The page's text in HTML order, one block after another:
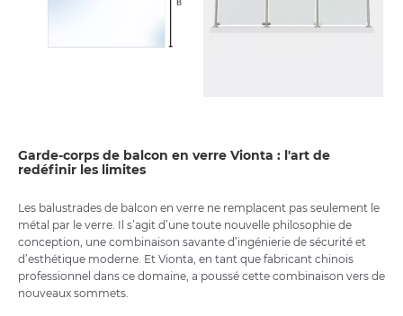
Garde-corps de balcon en verre Vionta : l'art de
redéfinir les limites
Les balustrades de balcon en verre ne remplacent pas seulement le
métal par le verre. Il s’agit d’une toute nouvelle philosophie de
conception, une combinaison savante d’ingénierie de sécurité et
d’esthétique moderne. Et Vionta, en tant que fabricant chinois
professionnel dans ce domaine, a poussé cette combinaison vers de
nouveaux sommets.